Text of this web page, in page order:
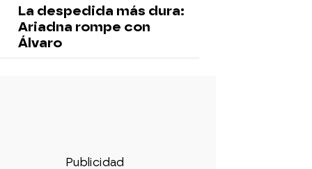
La despedida más dura:
Ariadna rompe con
Álvaro